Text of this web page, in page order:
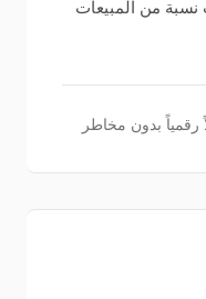
من المبيعات
رقمياً بدون مخاطر